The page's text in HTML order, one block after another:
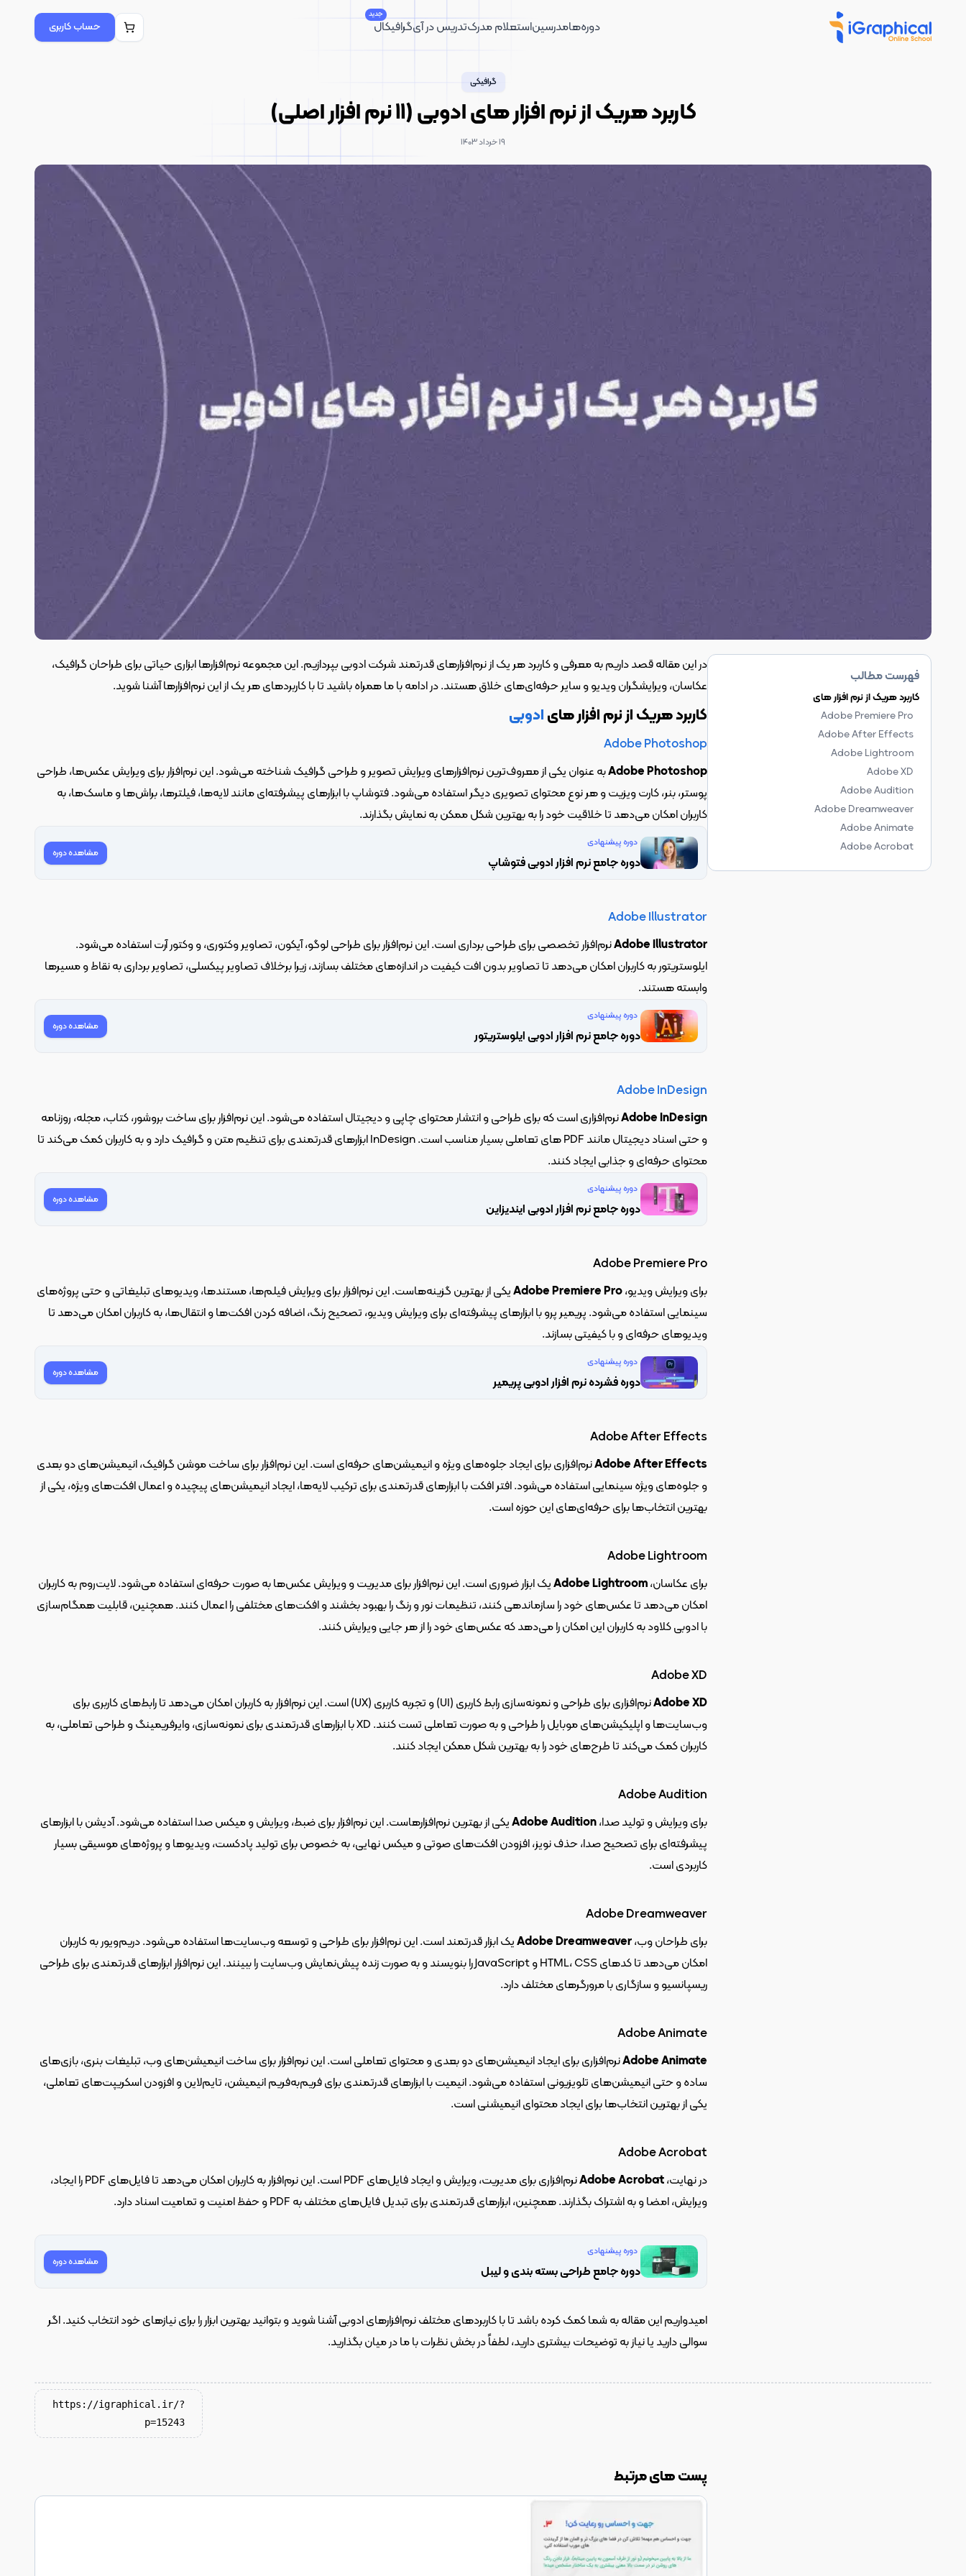
دوره‌هامدرسیناستعلام مدرکتدریس در آی‌گرافیکال
جدید
حساب کاربری
گرافیکی
کاربرد هریک از نرم افزار های ادوبی (11 نرم افزار اصلی)
۱۹ خرداد ۱۴۰۳
فهرست مطالب
کاربرد هریک از نرم افزار های
Adobe Premiere Pro
Adobe After Effects
Adobe Lightroom
Adobe XD
Adobe Audition
Adobe Dreamweaver
Adobe Animate
Adobe Acrobat
عکاسان، ویرایشگران ویدیو و سایر حرفه‌ای‌های خلاق هستند. در ادامه با ما همراه باشید تا با کاربردهای هر یک از این نرم‌افزارها آشنا شوید.
کاربرد هریک از نرم افزار های ادوبی
Adobe Photoshop
Adobe Photoshop
کاربران امکان می‌دهد تا خلاقیت خود را به بهترین شکل ممکن به نمایش بگذارند.
دوره پیشنهادی
دوره جامع نرم افزار ادوبی فتوشاپ
مشاهده دوره
Adobe Illustrator
Adobe Illustrator
وابسته هستند.
دوره پیشنهادی
دوره جامع نرم افزار ادوبی ایلوستریتور
مشاهده دوره
Adobe InDesign
Adobe InDesign
محتوای حرفه‌ای و جذابی ایجاد کنند.
دوره پیشنهادی
دوره جامع نرم افزار ادوبی ایندیزاین
مشاهده دوره
Adobe Premiere Pro
برای ویرایش ویدیو، Adobe Premiere Pro
ویدیوهای حرفه‌ای و با کیفیتی بسازند.
دوره پیشنهادی
دوره فشرده نرم افزار ادوبی پریمیر
مشاهده دوره
Adobe After Effects
Adobe After Effects
بهترین انتخاب‌ها برای حرفه‌ای‌های این حوزه است.
Adobe Lightroom
برای عکاسان، Adobe Lightroom
با ادوبی کلاود به کاربران این امکان را می‌دهد که عکس‌های خود را از هر جایی ویرایش کنند.
Adobe XD
Adobe XD
کاربران کمک می‌کند تا طرح‌های خود را به بهترین شکل ممکن ایجاد کنند.
Adobe Audition
برای ویرایش و تولید صدا، Adobe Audition
کاربردی است.
Adobe Dreamweaver
برای طراحان وب، Adobe Dreamweaver
ریسپانسیو و سازگاری با مرورگرهای مختلف دارد.
Adobe Animate
Adobe Animate
یکی از بهترین انتخاب‌ها برای ایجاد محتوای انیمیشنی است.
Adobe Acrobat
در نهایت، Adobe Acrobat
ویرایش، امضا و به اشتراک بگذارند. همچنین، ابزارهای قدرتمندی برای تبدیل فایل‌های مختلف به PDF و حفظ امنیت و تمامیت اسناد دارد.
دوره پیشنهادی
دوره جامع طراحی بسته بندی و لیبل
مشاهده دوره
سوالی دارید یا نیاز به توضیحات بیشتری دارید، لطفاً در بخش نظرات با ما در میان بگذارید.
https://igraphical.ir/?
p=15243
پست های مرتبط